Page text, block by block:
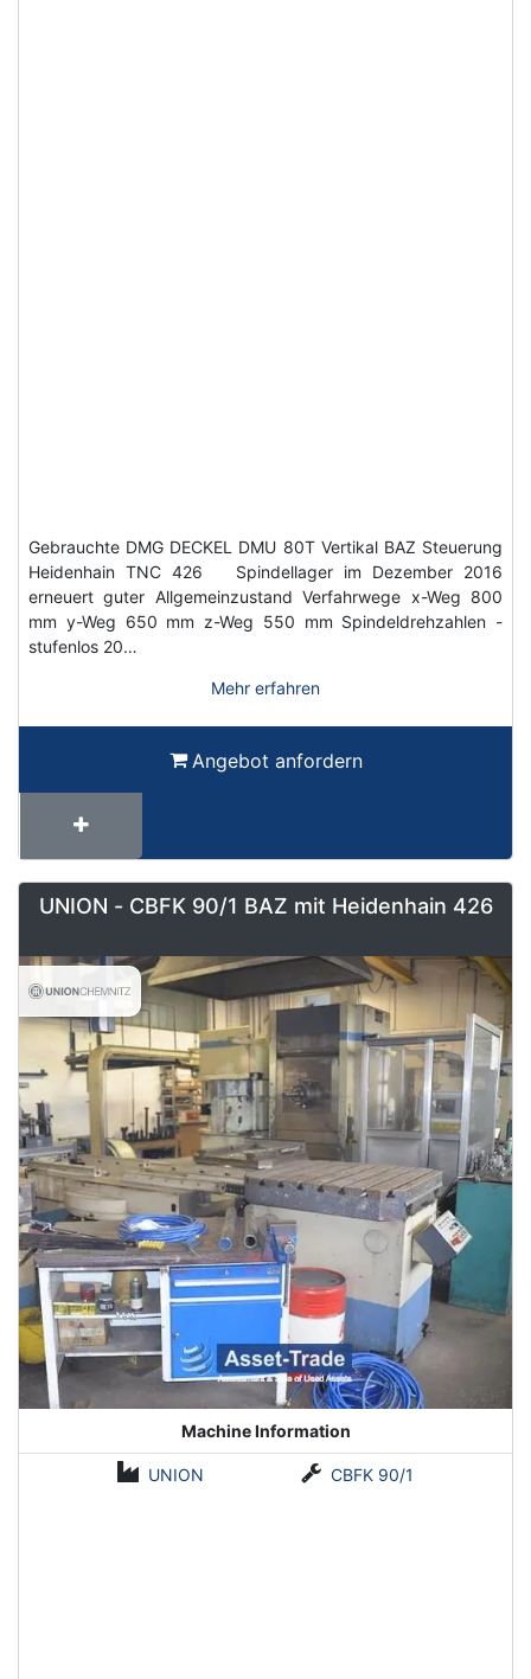
Gebrauchte DMG DECKEL DMU 80T Vertikal BAZ Steuerung
Heidenhain TNC 426 Spindellager im Dezember 2016
erneuert guter Allgemeinzustand Verfahrwege x-Weg 800
mm y-Weg 650 mm z-Weg 550 mm Spindeldrehzahlen -
stufenlos 20…
Mehr erfahren
Angebot anfordern
UNION - CBFK 90/1 BAZ mit Heidenhain 426
Machine Information
UNION CBFK 90/1